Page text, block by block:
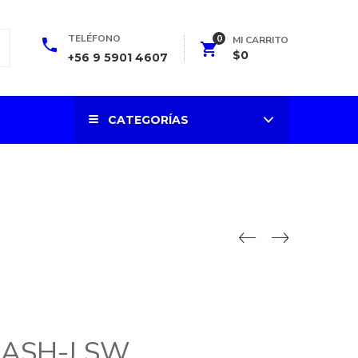
TELÉFONO
+56 9 5901 4607
0 MI CARRITO
$0
CATEGORÍAS